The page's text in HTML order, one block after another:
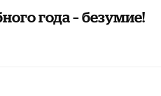
года – безумие!